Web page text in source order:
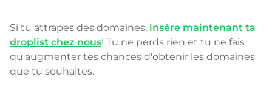
Si tu attrapes des domaines, insère maintenant ta
droplist chez nous! Tu ne perds rien et tu ne fais
qu'augmenter tes chances d'obtenir les domaines
que tu souhaites.